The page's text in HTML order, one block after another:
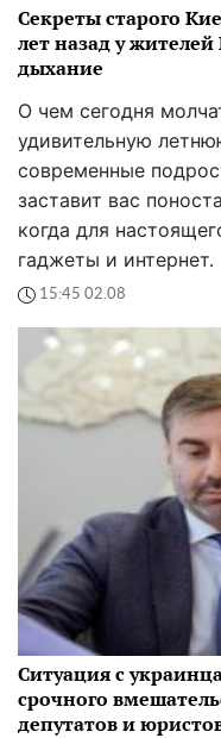
Секреты старого
лет назад у
дыхание
О чем сегодня
удивительную
современные
заставит вас
когда для
гаджеты и интернет.
15:45 02.08
Ситуация с
срочного
депутатов и